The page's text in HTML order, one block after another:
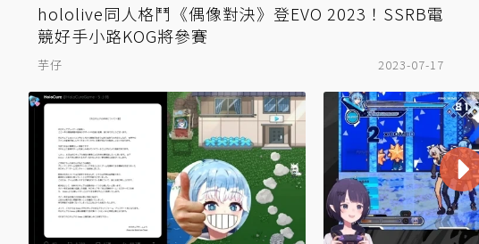
hololive同人格鬥《偶像對決》登EVO 2023！SSRB電
競好手小路KOG將參賽
芋仔 2023-07-17